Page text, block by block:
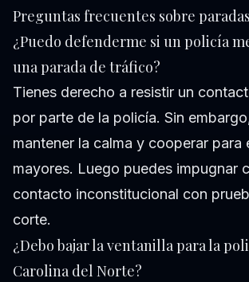
Preguntas frecuentes sobre
¿Puedo defenderme si un policía
una parada de tráfico?
Tienes derecho a resistir un
por parte de la policía. Sin
mantener la calma y cooperar para
mayores. Luego puedes impugnar
contacto inconstitucional con
corte.
¿Debo bajar la ventanilla para la
Carolina del Norte?